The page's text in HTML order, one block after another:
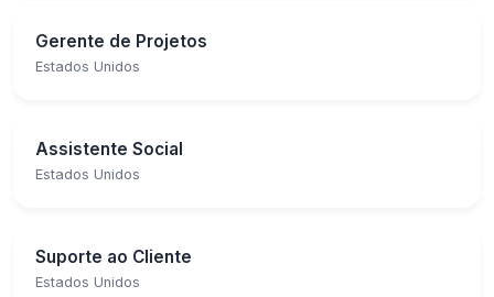
Gerente de Projetos
Estados Unidos
Assistente Social
Estados Unidos
Suporte ao Cliente
Estados Unidos